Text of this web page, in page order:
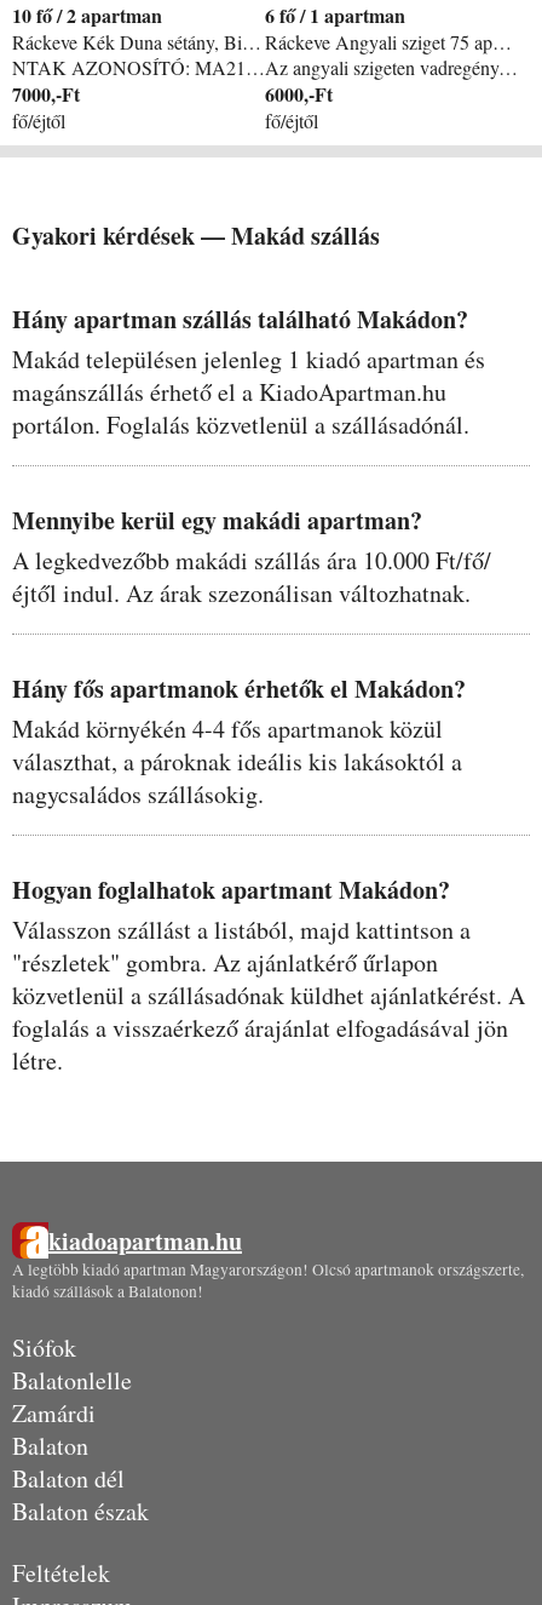
10 /2 apartman
Ráckeve Kék Duna sétány, Birsalma köz apartman
NTAK AZONOSÍTÓ: MA21002361, Szeretettel várjuk kedves vendégeinket 2 darab 5 személyes, új építésű, modern stílusú vendégházunkba melyek teljesen felszereltek, mindegyike külön hálószobával fürdőszobával rendelkezik, található bennük továbbá teakonyha, illetve minden házhoz saját stéget biztosítunk, csónak használattal. A házak csendes környezetben erdő mellett találhatóak, bográcsoló hellyel, szabadtéri konyhával, az udvaron plusz fő esetén sátorozási lehetőséggel, nagyobb társaságok számára is ideális lehet. Előzetes megbeszélés alapján kisállatot is tudunk fogadni, a terület teljesen körbekerített. A hideg hónapokban a házak fűtéséről korszerű elektromos radiátorok gondoskodnak. Lehetőség van motorcsónak, kenu bérlésére is. A házak20-30 méterre találhatóak a vízparttól. A stégeket a horgászok gyönyörű erdős környezetben is meg tudják megközelíteni. Várunk mindenkit, aki horgászni, kikapcsolódni, pihenni szeretne. A terület mellett akár 6 autó befogadására alkalmas parkoló is van.
7000,-Ft
fő/éjtől
6 /1 apartman
Ráckeve Angyali sziget 75 apartman
Az angyali szigeten vadregényes környezetbe Található RSD gyönyszeme horgászház. 2-4-ill 6 fő részére + sátrazás teljes összkomfortba Új Faház kiadó. MINIMUM 3 nap! +! Igényes nyaralóknak. Az árba benne van Horgászladik farmotorral. Saját nagy stég. etetett horgász állás. A ház ára 6000 ft/ nap/ fő de min 35 ezer 2 fő estén 30 ezer/ nap Napokra vonatkozik nem éjszakára. A ház a víztől 10m. parkoló a túloldalt. érkezés este távozás DU! CSÓNAK HASZ INGYENES! Juli 20- ag 31 ig egy hét minimum!!!!!!!!
6000,-Ft
fő/éjtől
Gyakori kérdések —Makádszállás
Hány apartman szállás található Makádon?
Makád településen jelenleg 1 kiadó apartman és
magánszállás érhető el a KiadoApartman.hu
portálon. Foglalás közvetlenül a szállásadónál.
Mennyibe kerül egy makádi apartman?
A legkedvezőbb makádi szállás ára 10.000 Ft/fő/
éjtől indul. Az árak szezonálisan változhatnak.
Hány fős apartmanok érhetők el Makádon?
Makád környékén 4-4 fős apartmanok közül
választhat, a pároknak ideális kis lakásoktól a
nagycsaládos szállásokig.
Hogyan foglalhatok apartmant Makádon?
Válasszon szállást a listából, majd kattintson a
"részletek" gombra. Az ajánlatkérő űrlapon
közvetlenül a szállásadónak küldhet ajánlatkérést. A
foglalás a visszaérkező árajánlat elfogadásával jön
létre.
kiadoapartman.hu
A legtöbb kiadó apartman Magyarországon! Olcsó apartmanok országszerte,
kiadó szállások a Balatonon!
Siófok
Balatonlelle
Zamárdi
Balaton
Balaton dél
Balaton észak
Feltételek